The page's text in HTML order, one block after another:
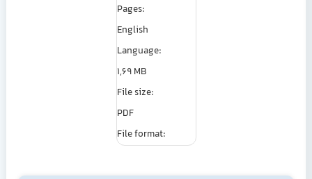
Pages:
English
Language:
1,69 MB
File size:
PDF
File format: